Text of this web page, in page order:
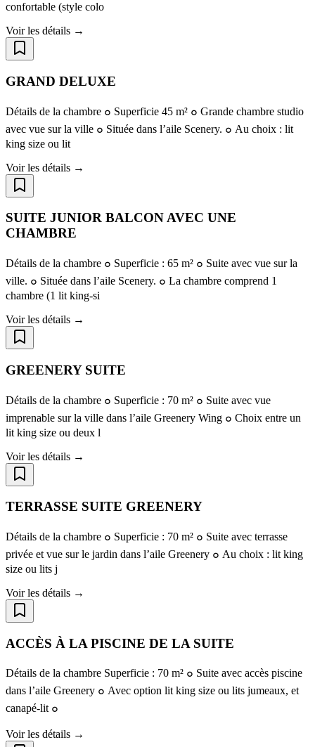
confortable (style colo
Voir les détails →
GRAND DELUXE
Détails de la chambre ๐ Superficie 45 m² ๐ Grande chambre studio
avec vue sur la ville ๐ Située dans l’aile Scenery. ๐ Au choix : lit
king size ou lit
Voir les détails →
SUITE JUNIOR BALCON AVEC UNE
CHAMBRE
Détails de la chambre ๐ Superficie : 65 m² ๐ Suite avec vue sur la
ville. ๐ Située dans l’aile Scenery. ๐ La chambre comprend 1
chambre (1 lit king-si
Voir les détails →
GREENERY SUITE
Détails de la chambre ๐ Superficie : 70 m² ๐ Suite avec vue
imprenable sur la ville dans l’aile Greenery Wing ๐ Choix entre un
lit king size ou deux l
Voir les détails →
TERRASSE SUITE GREENERY
Détails de la chambre ๐ Superficie : 70 m² ๐ Suite avec terrasse
privée et vue sur le jardin dans l’aile Greenery ๐ Au choix : lit king
size ou lits j
Voir les détails →
ACCÈS À LA PISCINE DE LA SUITE
Détails de la chambre Superficie : 70 m² ๐ Suite avec accès piscine
dans l’aile Greenery ๐ Avec option lit king size ou lits jumeaux, et
canapé-lit ๐
Voir les détails →